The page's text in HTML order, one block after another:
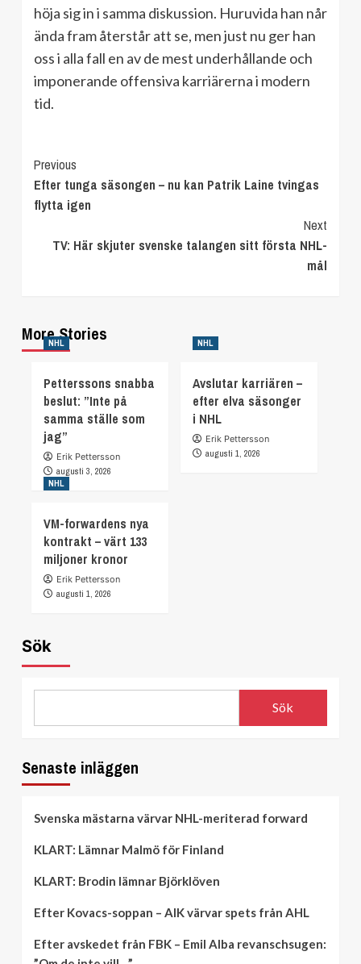
höja sig in i samma diskussion. Huruvida han når
ända fram återstår att se, men just nu ger han
oss i alla fall en av de mest underhållande och
imponerande offensiva karriärerna i modern
tid.
Continue
Reading
Previous
Efter tunga säsongen – nu kan Patrik Laine tvingas
flytta igen
Next
TV: Här skjuter svenske talangen sitt första NHL-
mål
More Stories
NHL
Petterssons snabba
beslut: ”Inte på
samma ställe som
jag”
Erik Pettersson
augusti 3, 2026
NHL
Avslutar karriären –
efter elva säsonger
i NHL
Erik Pettersson
augusti 1, 2026
NHL
VM-forwardens nya
kontrakt – värt 133
miljoner kronor
Erik Pettersson
augusti 1, 2026
Sök
Sök
Senaste inläggen
Svenska mästarna värvar NHL-meriterad forward
KLART: Lämnar Malmö för Finland
KLART: Brodin lämnar Björklöven
Efter Kovacs-soppan – AIK värvar spets från AHL
Efter avskedet från FBK – Emil Alba revanschsugen: